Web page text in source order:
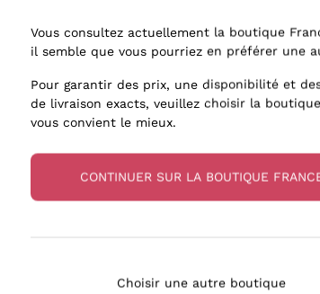
Alessandra Divella
Sedilesu
Ceretto
Vous consultez actuellement la boutique
il semble que vous pourriez en préférer une
Pour garantir des prix, une disponibilité et
de livraison exacts, veuillez choisir la
vous convient le mieux.
CONTINUER SUR LA BOUTIQUE
Choisir une autre boutique